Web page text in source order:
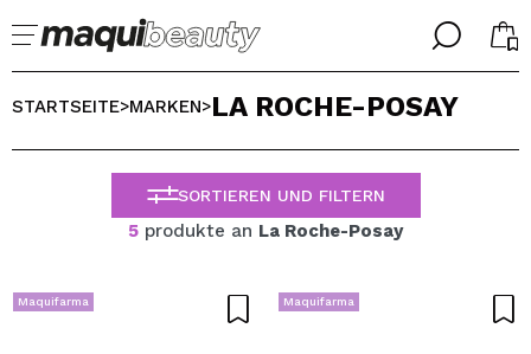
╳
WILLKOMMEN!
Passwort vergessen?
╳
WÄHLE DEINE SPRACHE
ALEMAN
ESPAÑOL
ENGLISH
PORTUGUESE
STARTSEITE>MARKEN>LA ROCHE-POSAY
SORTIEREN UND FILTERN
5 produkte an La Roche-Posay
Maquifarma Maquifarma